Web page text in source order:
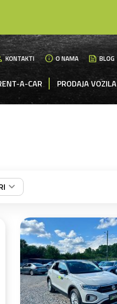
KONTAKTI infoO NAMA NewsBLOG
A-CAR PRODAJA VOZILA